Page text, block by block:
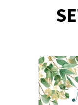
Vážený čtenáři,
tentokrát nejde o
nový set svíček